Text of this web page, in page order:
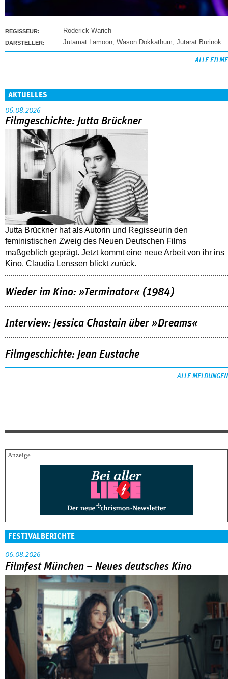
REGISSEUR: Roderick Warich
DARSTELLER: Jutamat Lamoon, Wason Dokkathum, Jutarat Burinok
ALLE FILME
AKTUELLES
06.08.2026
Filmgeschichte: Jutta Brückner
Jutta Brückner hat als Autorin und Regisseurin den
feministischen Zweig des Neuen Deutschen Films
maßgeblich geprägt. Jetzt kommt eine neue Arbeit von ihr ins
Kino. Claudia Lenssen blickt zurück.
Wieder im Kino: »Terminator« (1984)
Interview: Jessica Chastain über »Dreams«
Filmgeschichte: Jean Eustache
ALLE MELDUNGEN
FESTIVALBERICHTE
06.08.2026
Filmfest München – Neues deutsches Kino